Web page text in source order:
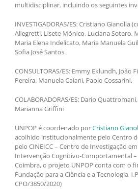
multidisciplinar, incluindo os seguintes
INVESTIGADORAS/ES: Cristiano Gianolla
Allegretti, Lisete Mónico, Luciana Sotero,
Maria Elena Indelicato, Maria Manuela
Sofia José Santos
CONSULTORAS/ES: Emmy Eklundh, João
Pereira, Manuela Caiani, Paolo Cossarini,
COLABORADORAS/ES: Dario
Marianna Griffini
UNPOP é coordenado porCristiano
acolhido institucionalmente pelo Centro
pelo CINEICC – Centro de Investigação
Intervenção Cognitivo-Comportamental
Coimbra, o projeto UNPOP conta com o
Fundação para a Ciência e a Tecnologia,
CPO/3850/2020)